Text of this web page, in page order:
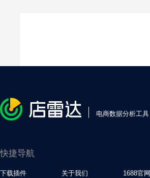
电商数据分析工具
快捷导航
下载插件 关于我们 1688官网